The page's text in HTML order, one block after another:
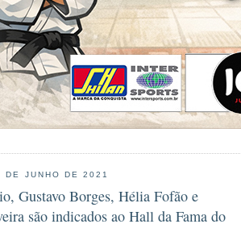
DE JUNHO DE 2021
Gustavo Borges, Hélia Fofão e
são indicados ao Hall da Fama do